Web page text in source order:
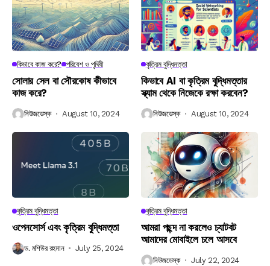
কিভাবে কাজ করে? পরিবেশ ও পৃথিবী
সোলার সেল বা সৌরকোষ কীভাবে
কাজ করে?
নিউজডেস্ক August 10, 2024
কৃত্রিম বুদ্ধিমত্তা
কিভাবে AI বা কৃত্রিম বুদ্ধিমত্তার
স্ক্যাম থেকে নিজেকে রক্ষা করবেন?
নিউজডেস্ক August 10, 2024
কৃত্রিম বুদ্ধিমত্তা
ওপেনসোর্স এবং কৃত্রিম বুদ্ধিমত্তা
ড. মশিউর রহমান July 25, 2024
কৃত্রিম বুদ্ধিমত্তা
আমরা পছন্দ না করলেও চ্যাটবট
আমাদের মোবাইলে চলে আসবে
নিউজডেস্ক July 22, 2024